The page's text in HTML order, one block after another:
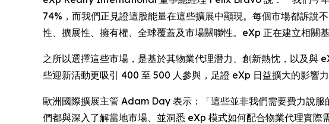
74%，而我們正見證這股能量在這些擴展中顯現。每個市場都訴說
性、擴展性、擁有權、全球覆蓋及市場關聯性。eXp 正在建立相關
之所以選擇這些市場，是基於其物業代理潛力、創新熱忱，以及與
些迎新活動更吸引 400 至 500 人參與，足證 eXp 日益擴大的影響力
歐洲國際擴展主管 Adam Day 表示：「這些並非我們需要費力說
們都與深入了解當地市場、並洞悉 eXp 模式如何配合物業代理實